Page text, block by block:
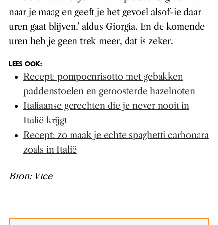
naar je maag en geeft je het gevoel alsof-ie daar
uren gaat blijven,’ aldus Giorgia. En de komende
uren heb je geen trek meer, dat is zeker.
LEES OOK:
Recept: pompoenrisotto met gebakken
paddenstoelen en geroosterde hazelnoten
Italiaanse gerechten die je never nooit in
Italië krijgt
Recept: zo maak je echte spaghetti carbonara
zoals in Italië
Bron: Vice